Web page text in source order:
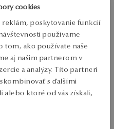
cookies
reklám, poskytovanie funkcií
používame
tom, ako používate naše
aj našim partnerom v
a analýzy. Títo partneri
s ďalšími
alebo ktoré od vás získali,
dní
Typ spony: tyč Priemerná